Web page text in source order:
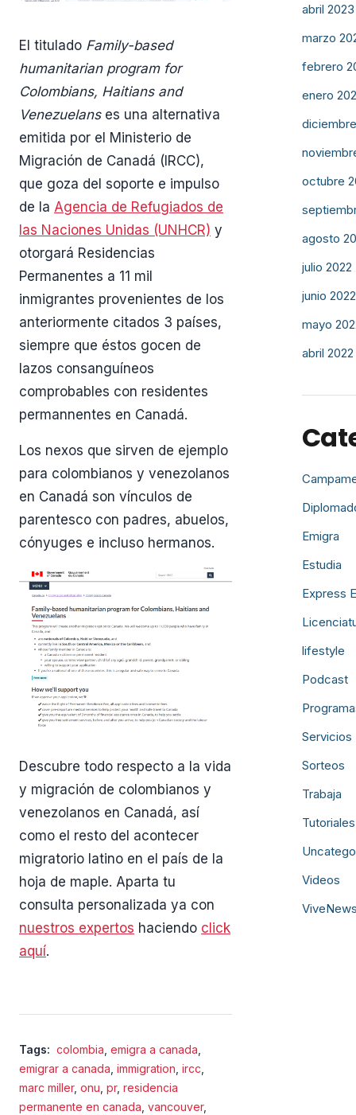
El titulado Family-based
humanitarian program for
Colombians, Haitians and
Venezuelanses una alternativa
emitida por el Ministerio de
Migración de Canadá (IRCC),
que goza del soporte e impulso
de la Agencia de Refugiados de
las Naciones Unidas (UNHCR) y
otorgará Residencias
Permanentes a 11 mil
inmigrantes provenientes de los
anteriormente citados 3 países,
siempre que éstos gocen de
lazos consanguíneos
comprobables con residentes
permannentes en Canadá.
Los nexos que sirven de ejemplo
para colombianos y venezolanos
en Canadá son vínculos de
parentesco con padres, abuelos,
cónyuges e incluso hermanos.
Descubre todo respecto a la vida
y migración de colombianos y
venezolanos en Canadá, así
como el resto del acontecer
migratorio latino en el país de la
hoja de maple. Aparta tu
consulta personalizada ya con
nuestros expertos haciendo click
aquí.
Tags: colombia emigra a canada
emigrar a canada immigration ircc
marc miller, onu pr, residencia
permanente en canada vancouver,
abril 2023
marzo
febrero
enero
octubre
agosto
julio 2022
junio 2022
mayo
abril 2022
Emigra
Estudia
Express
lifestyle
Podcast
Servicios
Sorteos
Trabaja
Tutoriales
Videos